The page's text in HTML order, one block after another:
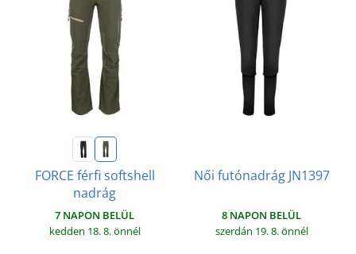
FORCE férfi softshell
nadrág
7 NAPON BELÜL
kedden 18. 8.önnél
Női futónadrág JN1397
8 NAPON BELÜL
szerdán 19. 8.önnél